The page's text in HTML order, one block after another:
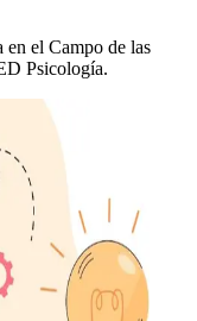
en el Campo de las
Psicología.